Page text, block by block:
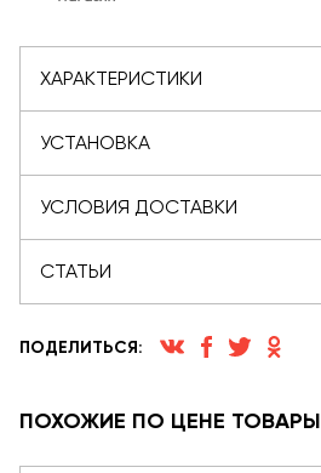
ХАРАКТЕРИСТИКИ
УСТАНОВКА
УСЛОВИЯ ДОСТАВКИ
СТАТЬИ
ПОДЕЛИТЬСЯ:
ПОХОЖИЕ ПО ЦЕНЕ ТОВАРЫ